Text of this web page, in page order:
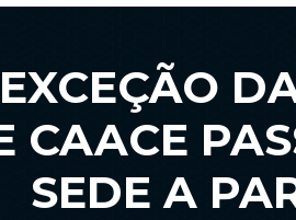
CAACE
SEDE A